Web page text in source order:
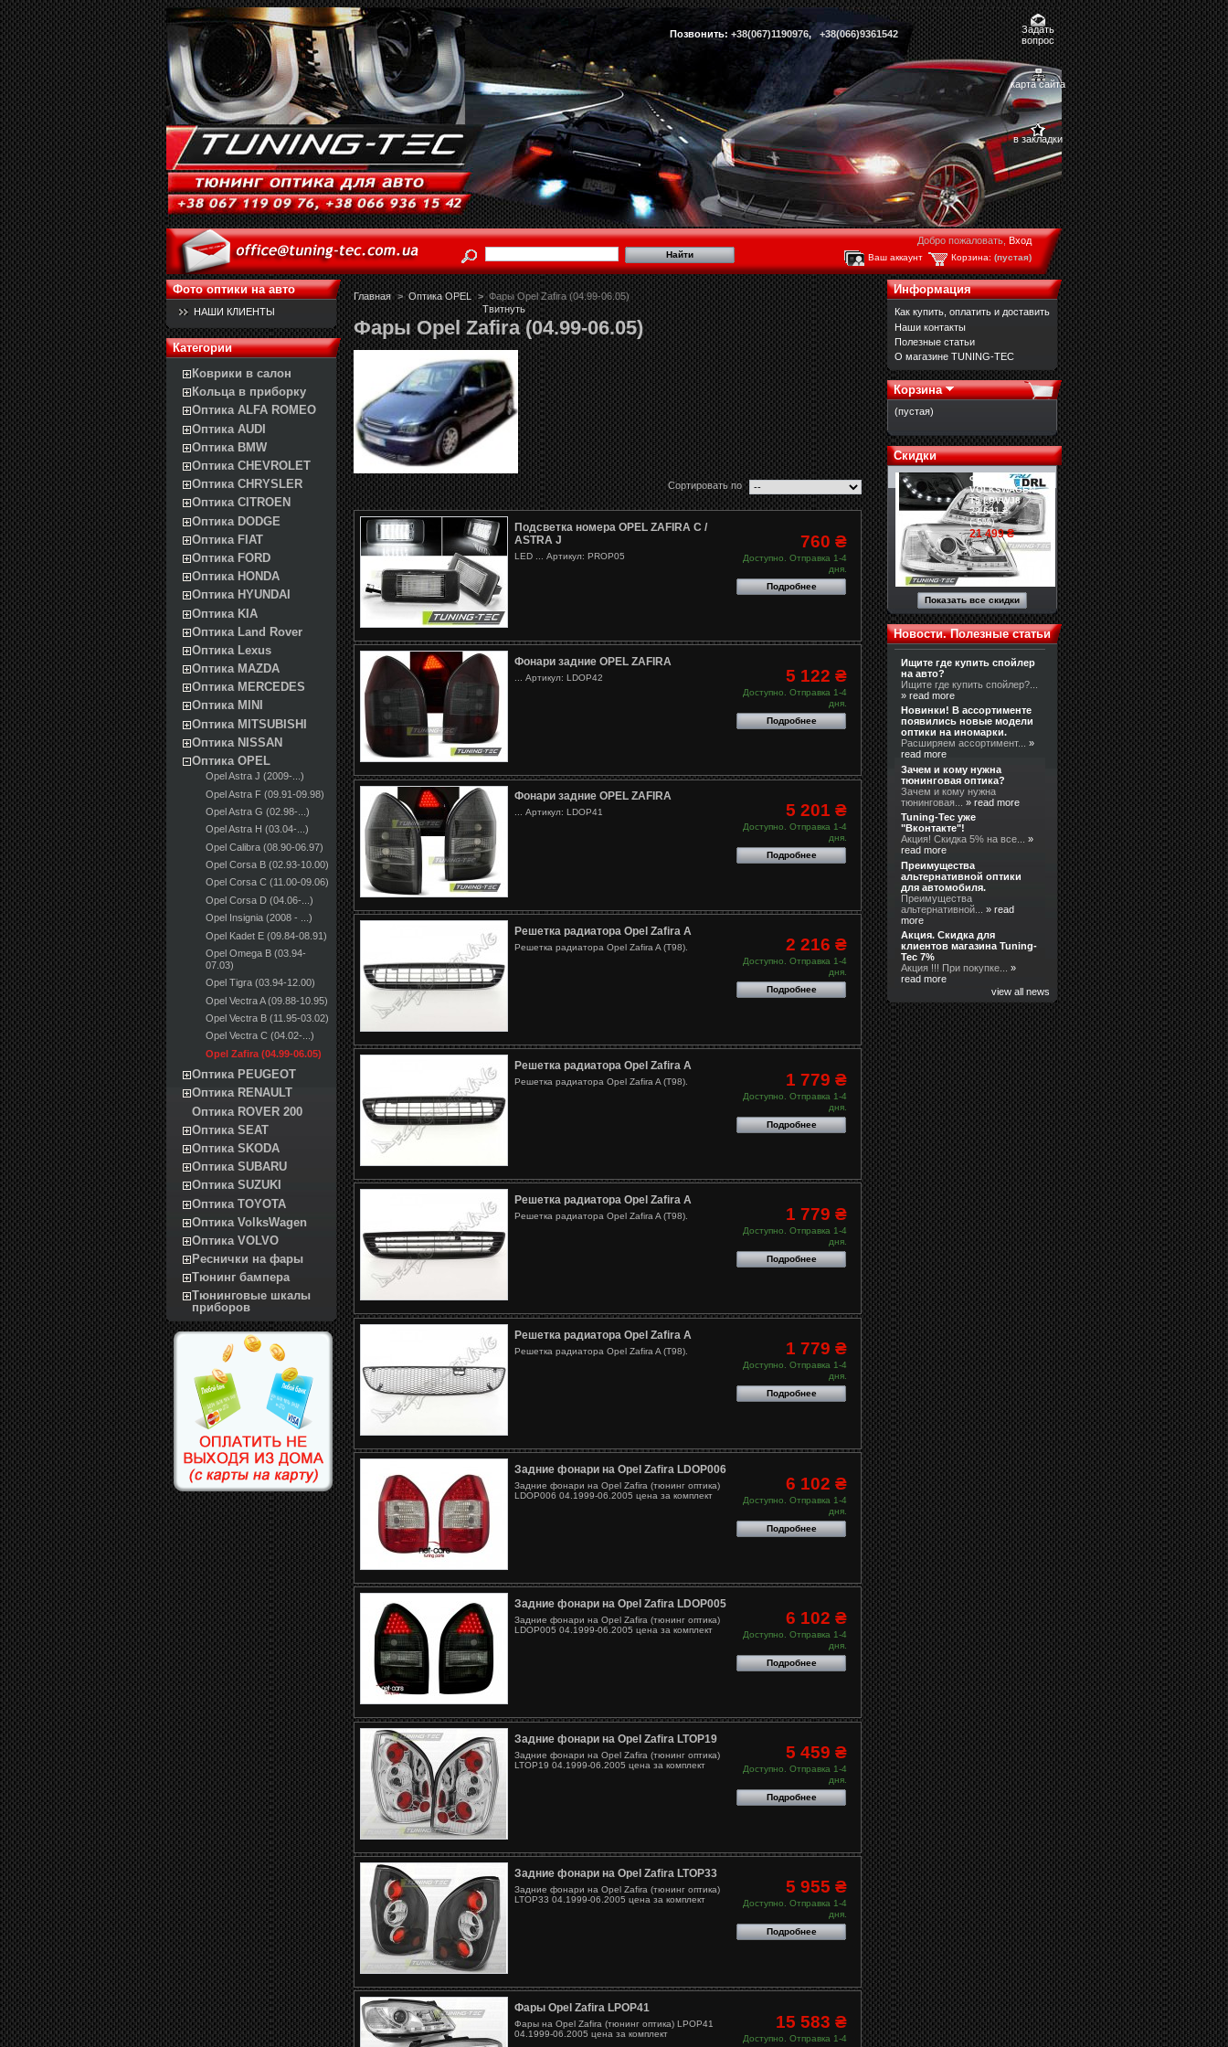
Позвонить: +38(067)1190976, +38(066)9361542
Задать
вопрос
карта сайта
в закладки
Добро пожаловать,Вход
Корзина: (пустая)
Ваш аккаунт
Фото оптики на авто
НАШИ КЛИЕНТЫ
Категории
Коврики в салон
Кольца в приборку
Оптика ALFA ROMEO
Оптика AUDI
Оптика BMW
Оптика CHEVROLET
Оптика CHRYSLER
Оптика CITROEN
Оптика DODGE
Оптика FIAT
Оптика FORD
Оптика HONDA
Оптика HYUNDAI
Оптика KIA
Оптика Land Rover
Оптика Lexus
Оптика MAZDA
Оптика MERCEDES
Оптика MINI
Оптика MITSUBISHI
Оптика NISSAN
Оптика OPEL
Opel Astra J (2009-...)
Opel Astra F (09.91-09.98)
Opel Astra G (02.98-...)
Opel Astra H (03.04-...)
Opel Calibra (08.90-06.97)
Opel Corsa B (02.93-10.00)
Opel Corsa C (11.00-09.06)
Opel Corsa D (04.06-...)
Opel Insignia (2008 - ...)
Opel Kadet E (09.84-08.91)
Opel Omega B (03.94-
07.03)
Opel Tigra (03.94-12.00)
Opel Vectra A (09.88-10.95)
Opel Vectra B (11.95-03.02)
Opel Vectra C (04.02-...)
Opel Zafira (04.99-06.05)
Оптика PEUGEOT
Оптика RENAULT
Оптика ROVER 200
Оптика SEAT
Оптика SKODA
Оптика SUBARU
Оптика SUZUKI
Оптика TOYOTA
Оптика VolksWagen
Оптика VOLVO
Реснички на фары
Тюнинг бампера
Тюнинговые шкалы
приборов
Главная > Оптика OPEL > Фары Opel Zafira (04.99-06.05)
Твитнуть
Фары Opel Zafira (04.99-06.05)
Сортировать по
Подсветка номера OPEL ZAFIRA C /
ASTRA J
LED ... Артикул: PROP05
760 ₴
Доступно. Отправка 1-4
дня.
Подробнее
Фонари задние OPEL ZAFIRA
... Артикул: LDOP42 5 122 ₴
Доступно. Отправка 1-4
дня.
Подробнее
Фонари задние OPEL ZAFIRA
... Артикул: LDOP41 5 201 ₴
Доступно. Отправка 1-4
дня.
Подробнее
Решетка радиатора Opel Zafira A
Решетка радиатора Opel Zafira A (T98). 2 216 ₴
Доступно. Отправка 1-4
дня.
Подробнее
Решетка радиатора Opel Zafira A
Решетка радиатора Opel Zafira A (T98). 1 779 ₴
Доступно. Отправка 1-4
дня.
Подробнее
Решетка радиатора Opel Zafira A
Решетка радиатора Opel Zafira A (T98). 1 779 ₴
Доступно. Отправка 1-4
дня.
Подробнее
Решетка радиатора Opel Zafira A
Решетка радиатора Opel Zafira A (T98). 1 779 ₴
Доступно. Отправка 1-4
дня.
Подробнее
Задние фонари на Opel Zafira LDOP006
Задние фонари на Opel Zafira (тюнинг оптика)
LDOP006 04.1999-06.2005 цена за комплект
6 102 ₴
Доступно. Отправка 1-4
дня.
Подробнее
Задние фонари на Opel Zafira LDOP005
Задние фонари на Opel Zafira (тюнинг оптика)
LDOP005 04.1999-06.2005 цена за комплект
6 102 ₴
Доступно. Отправка 1-4
дня.
Подробнее
Задние фонари на Opel Zafira LTOP19
Задние фонари на Opel Zafira (тюнинг оптика)
LTOP19 04.1999-06.2005 цена за комплект
5 459 ₴
Доступно. Отправка 1-4
дня.
Подробнее
Задние фонари на Opel Zafira LTOP33
Задние фонари на Opel Zafira (тюнинг оптика)
LTOP33 04.1999-06.2005 цена за комплект
5 955 ₴
Доступно. Отправка 1-4
дня.
Подробнее
Фары Opel Zafira LPOP41
Фары на Opel Zafira (тюнинг оптика) LPOP41
04.1999-06.2005 цена за комплект
15 583 ₴
Доступно. Отправка 1-4
Информация
Как купить, оплатить и доставить
Наши контакты
Полезные статьи
О магазине TUNING-TEC
Корзина
(пустая)
Скидки
Фары
VOLKSWAGEN
T5 LPVWJ8
22 631 ₴
(-5%)
21 499 ₴
Показать все скидки
Новости. Полезные статьи
Ищите где купить спойлер
на авто?
Ищите где купить спойлер?...
» read more
Новинки! В ассортименте
появились новые модели
оптики на иномарки.
Расширяем ассортимент...»
read more
Зачем и кому нужна
тюнинговая оптика?
Зачем и кому нужна
тюнинговая...» read more
Tuning-Tec уже
"Вконтакте"!
Акция! Скидка 5% на все...»
read more
Преимущества
альтернативной оптики
для автомобиля.
Преимущества
альтернативной...» read
more
Акция. Скидка для
клиентов магазина Tuning-
Tec 7%
Акция !!! При покупке...»
read more
view all news